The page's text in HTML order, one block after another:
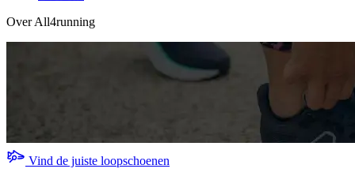
Over All4running
Vind de juiste loopschoenen